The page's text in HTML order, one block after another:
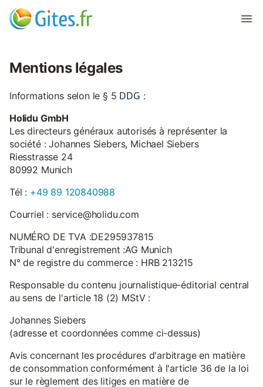
Mentions légales
Informations selon le § 5 DDG :
Holidu GmbH
Les directeurs généraux autorisés à représenter la
société : Johannes Siebers, Michael Siebers
Riesstrasse 24
80992 Munich
Tél : +49 89 120840988
Courriel : service@holidu.com
NUMÉRO DE TVA :DE295937815
Tribunal d'enregistrement :AG Munich
N° de registre du commerce : HRB 213215
Responsable du contenu journalistique-éditorial central
au sens de l'article 18 (2) MStV :
Johannes Siebers
(adresse et coordonnées comme ci-dessus)
Avis concernant les procédures d'arbitrage en matière
de consommation conformément à l'article 36 de la loi
sur le règlement des litiges en matière de